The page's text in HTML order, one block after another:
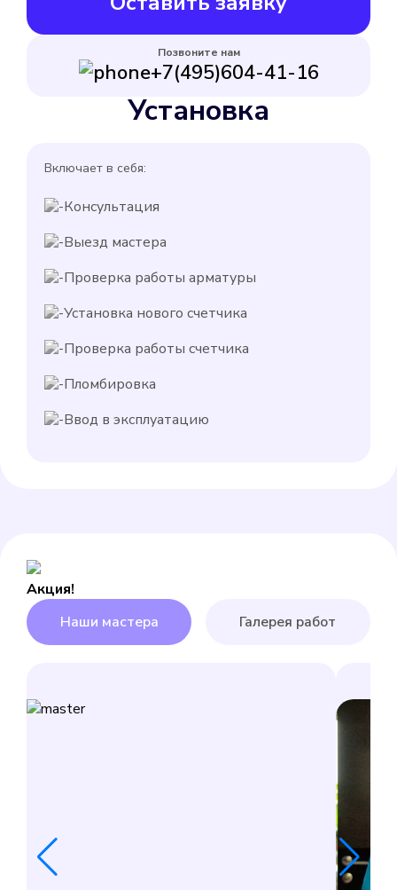
Установка
Включает в себя:
Консультация
Выезд мастера
Проверка работы арматуры
Установка нового счетчика
Проверка работы счетчика
Пломбировка
Ввод в эксплуатацию
Позвоните нам
+7(495)604-41-16
Акция!
Наши мастера Галерея работ